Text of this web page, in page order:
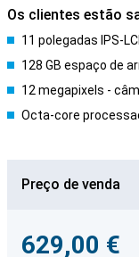
Os clientes estão
11 polegadas IPS-
128 GB espaço de
12 megapixels -
Octa-core
Preço de venda
629,00 €